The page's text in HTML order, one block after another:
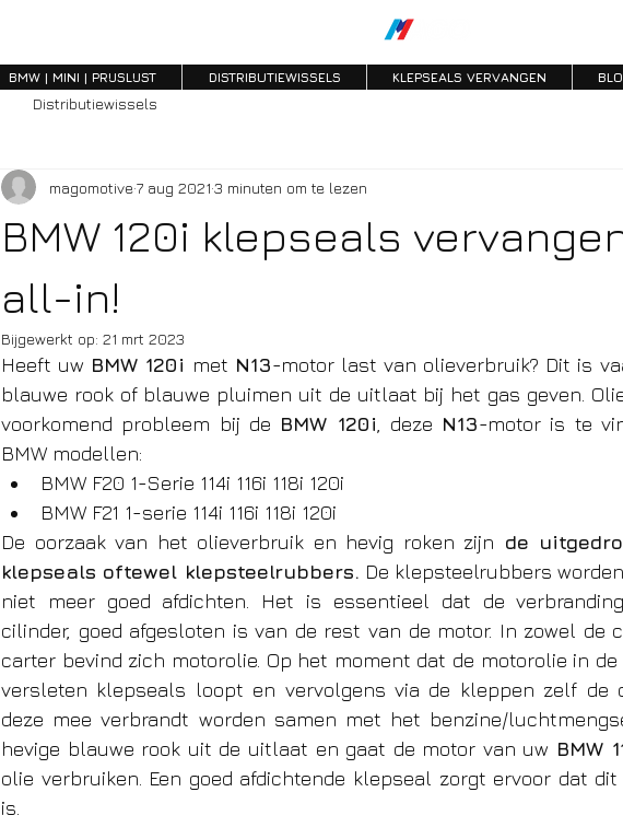
Distributiewissels
BMW 120i klepseals
all-in!
magomotive7 aug 2021 3 minuten om te lezen
Bijgewerkt op: 21 mrt 2023
Heeft uw BMW 120i met N13-motor last van olieverbruik? Dit is
blauwe rook of blauwe pluimen uit de uitlaat bij het gas geven.
voorkomend probleem bij de BMW 120i , deze N13-motor is te
BMW modellen:
BMW F20 1-Serie 114i 116i 118i 120i
BMW F21 1-serie 114i 116i 118i 120i
De oorzaak van het olieverbruik en hevig roken zijn de
klepseals oftewel klepsteelrubbers. De klepsteelrubbers
niet meer goed afdichten. Het is essentieel dat de
cilinder, goed afgesloten is van de rest van de motor. In zowel de
carter bevind zich motorolie. Op het moment dat de motorolie in
versleten klepseals loopt en vervolgens via de kleppen zelf de
deze mee verbrandt worden samen met het benzine/
hevige blauwe rook uit de uitlaat en gaat de motor van uw BMW
olie verbruiken. Een goed afdichtende klepseal zorgt ervoor dat
is.
BMW | MINI | PRIJSLIJST DISTRIBUTIEWISSELS KLEPSEALS VERVANGEN